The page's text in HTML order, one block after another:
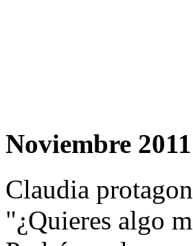
Noviembre 2011
Claudia
"¿Quieres algo